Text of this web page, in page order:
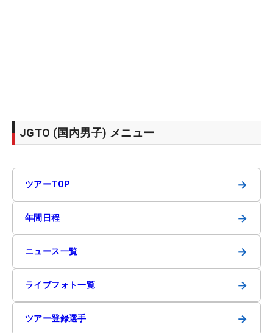
JGTO (国内男子) メニュー
ツアーTOP →
年間日程 →
ニュース一覧 →
ライブフォト一覧 →
ツアー登録選手 →